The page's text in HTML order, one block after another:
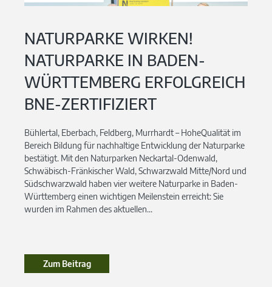
NATURPARKE WIRKEN!
NATURPARKE IN BADEN-
WÜRTTEMBERG ERFOLGREICH
BNE-ZERTIFIZIERT
Bühlertal, Eberbach, Feldberg, Murrhardt – HoheQualität im
Bereich Bildung für nachhaltige Entwicklung der Naturparke
bestätigt. Mit den Naturparken Neckartal-Odenwald,
Schwäbisch-Fränkischer Wald, Schwarzwald Mitte/Nord und
Südschwarzwald haben vier weitere Naturparke in Baden-
Württemberg einen wichtigen Meilenstein erreicht: Sie
wurden im Rahmen des aktuellen...
Zum BeitragZum Beitrag